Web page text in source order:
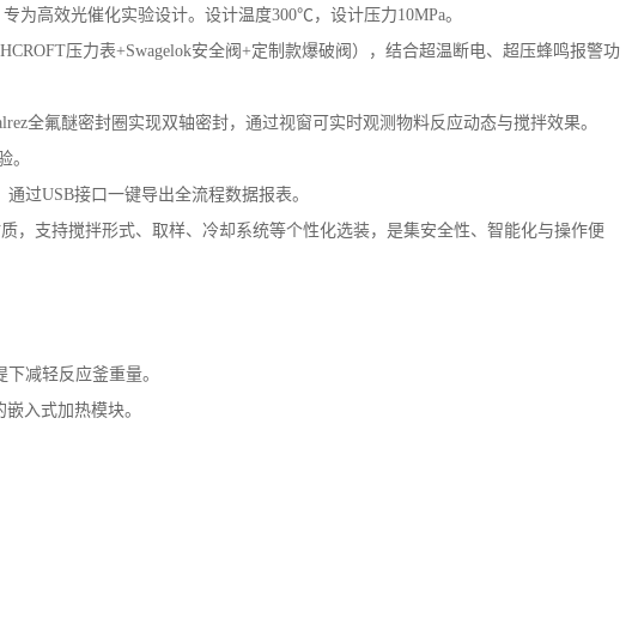
为高效光催化实验设计。设计温度300℃，设计压力10MPa。
压力表+Swagelok安全阀+定制款爆破阀），结合超温断电、超压蜂鸣报警功
全氟醚密封圈实现双轴密封，通过视窗可实时观测物料反应动态与搅拌效果。
。
过USB接口一键导出全流程数据报表。
，支持搅拌形式、取样、冷却系统等个性化选装，是集安全性、智能化与操作便
减轻反应釜重量。
入式加热模块。